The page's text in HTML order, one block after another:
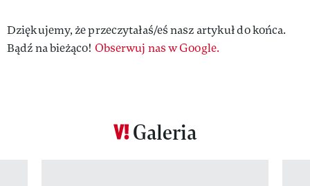
Dziękujemy, że przeczytałaś/eś nasz artykuł do końca.
Bądź na bieżąco! Obserwuj nas w Google.
Galeria